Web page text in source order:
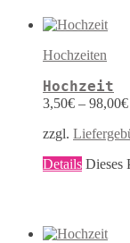
Hochzeiten
Hochzeit
3,50€ – 98,00€
zzgl.
Details Dieses